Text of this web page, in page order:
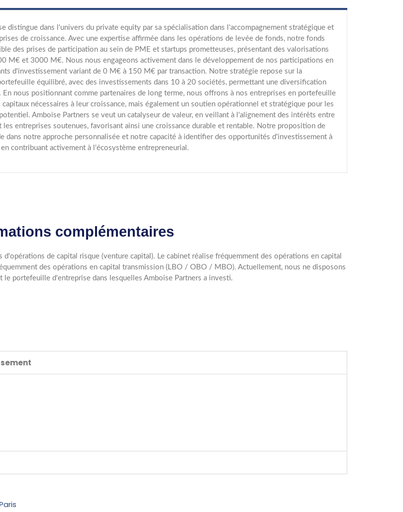
distingue dans l'univers du private equity par sa spécialisation dans l'accompagnement stratégique et
de croissance. Avec une expertise affirmée dans les opérations de levée de fonds, notre fonds
des prises de participation au sein de PME et startups prometteuses, présentant des valorisations
M€ et 3000 M€. Nous nous engageons activement dans le développement de nos participations en
d'investissement variant de 0 M€ à 150 M€ par transaction. Notre stratégie repose sur la
équilibré, avec des investissements dans 10 à 20 sociétés, permettant une diversification
En nous positionnant comme partenaires de long terme, nous offrons à nos entreprises en portefeuille
nécessaires à leur croissance, mais également un soutien opérationnel et stratégique pour les
Amboise Partners se veut un catalyseur de valeur, en veillant à l'alignement des intérêts entre
les entreprises soutenues, favorisant ainsi une croissance durable et rentable. Notre proposition de
dans notre approche personnalisée et notre capacité à identifier des opportunités d'investissement à
contribuant activement à l'écosystème entrepreneurial.
complémentaires
d'opérations de capital risque (venture capital). Le cabinet réalise fréquemment des opérations en capital
des opérations en capital transmission (LBO / OBO / MBO). Actuellement, nous ne disposons
le portefeuille d'entreprise dans lesquelles Amboise Partners a investi.